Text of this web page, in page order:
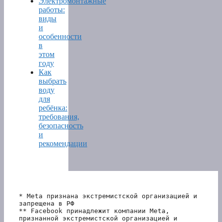
работы:
виды
и
особенности
в
этом
году
Как
выбрать
воду
для
ребёнка:
требования,
безопасность
и
рекомендации
* Meta признана экстремистской организацией и
запрещена в РФ
** Facebook принадлежит компании Meta,
признанной экстремистской организацией и